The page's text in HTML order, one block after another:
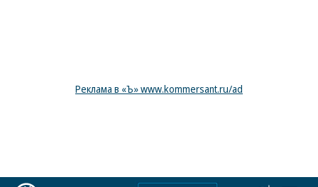
Реклама в «Ъ» www.kommersant.ru/ad